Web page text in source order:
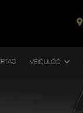
VEICULOS